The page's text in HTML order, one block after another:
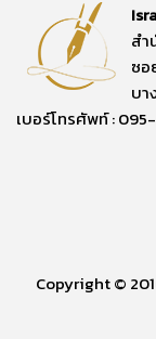
สำ
ซอ
บา
เบอร์โทรศัพท์ :
Copyright ©